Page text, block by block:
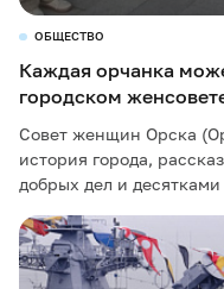
ОБЩЕСТВО
Каждая орчанка
городском
Совет женщин Орска
история города,
добрых дел и